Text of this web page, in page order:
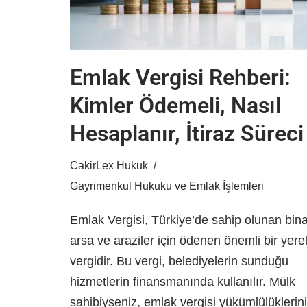
Emlak Vergisi Rehberi:
Kimler Ödemeli, Nasıl
Hesaplanır, İtiraz Süreci
CakirLex Hukuk
Gayrimenkul Hukuku ve Emlak İşlemleri
Emlak Vergisi, Türkiye’de sahip olunan
arsa ve araziler için ödenen önemli bir yerel
vergidir. Bu vergi, belediyelerin sunduğu
hizmetlerin finansmanında kullanılır. Mülk
sahibiyseniz, emlak vergisi